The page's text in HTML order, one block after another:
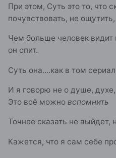
При этом, Суть это то, что
почувствовать, не
Чем больше человек видит
он спит.
Суть она....как в том
И я говорю не о душе,
Это всё можно вспомнить
Точнее сказать не выйдет,
Кажется, что я сам себе